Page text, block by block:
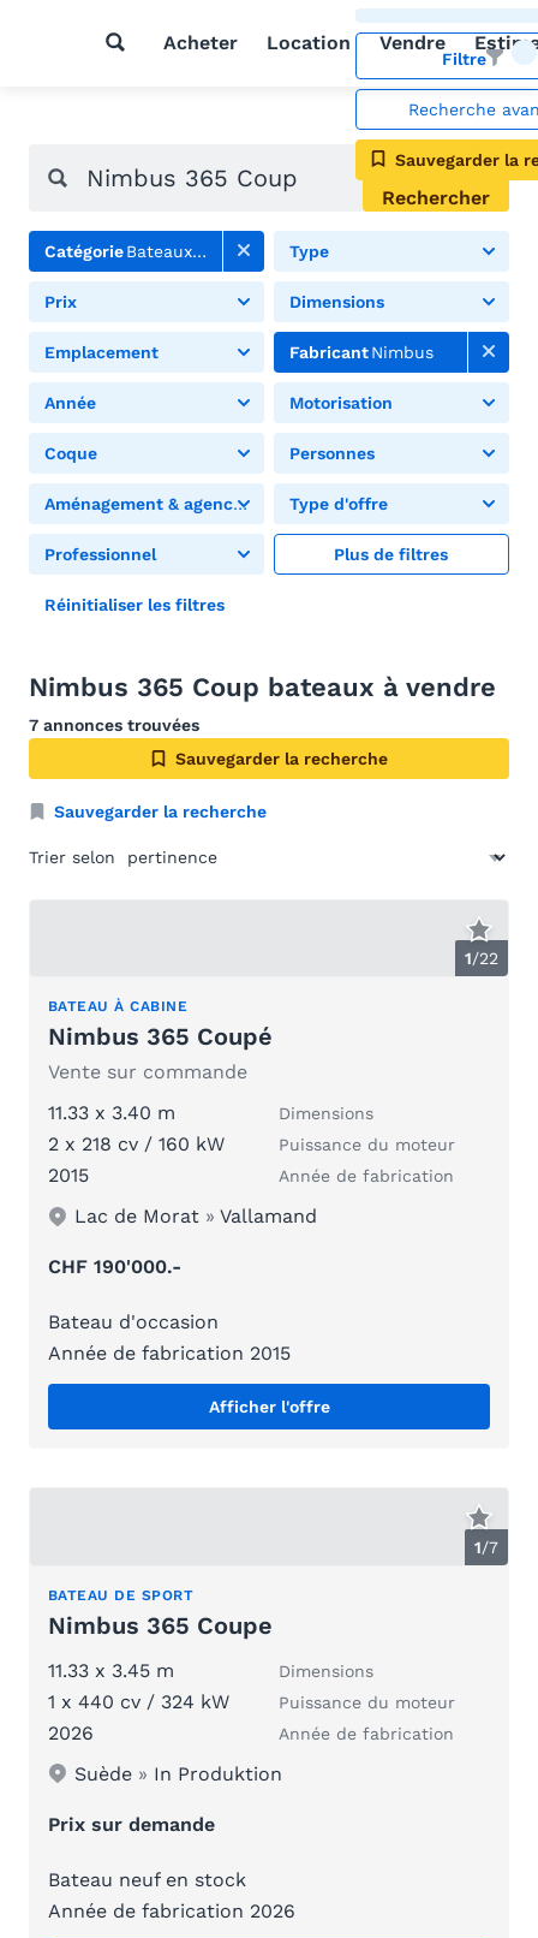
Acheter Location Vendre
Filtre
Recherche
Sauvegarder la
Rechercher
CatégorieBateaux à moteur Type
Prix Dimensions
Emplacement FabricantNimbus
Année Motorisation
Coque Personnes
Aménagement & agencement Type d'offre
Professionnel Plus de filtres
Réinitialiser les filtres
Nimbus 365 Coup bateaux à vendre
7 annonces trouvées
Sauvegarder la recherche
Sauvegarder la recherche
Trier selon
1/22
BATEAU À CABINE
Nimbus 365 Coupé
Vente sur commande
11.33 x 3.40 m
Dimensions
2 x 218 cv / 160 kW Puissance du moteur
2015 Année de fabrication
Lac de Morat »Vallamand
CHF 190'000.-
Bateau d'occasion
Année de fabrication 2015
Afficher l'offre
1/7
BATEAU DE SPORT
Nimbus 365 Coupe
11.33 x 3.45 m Dimensions
1 x 440 cv / 324 kW Puissance du moteur
2026 Année de fabrication
Suède » In Produktion
Prix sur demande
Bateau neuf en stock
Année de fabrication 2026